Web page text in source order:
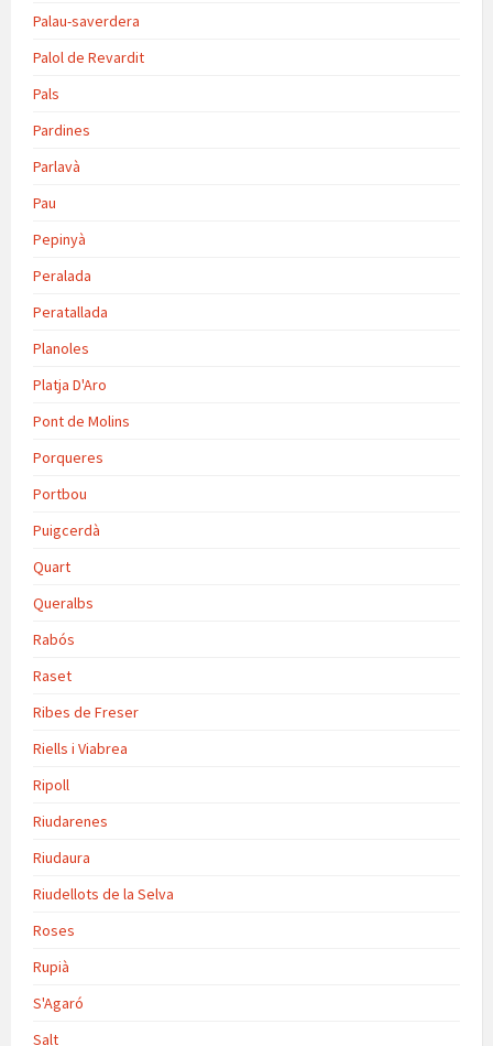
Palau-saverdera
Palol de Revardit
Pals
Pardines
Parlavà
Pau
Pepinyà
Peralada
Peratallada
Planoles
Platja D'Aro
Pont de Molins
Porqueres
Portbou
Puigcerdà
Quart
Queralbs
Rabós
Raset
Ribes de Freser
Riells i Viabrea
Ripoll
Riudarenes
Riudaura
Riudellots de la Selva
Roses
Rupià
S'Agaró
Salt